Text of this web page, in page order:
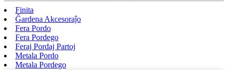
Finita
Ĝardena Akcesoraĵo
Fera Pordo
Fera Pordego
Feraj Pordaj Partoj
Metala Pordo
Metala Pordego